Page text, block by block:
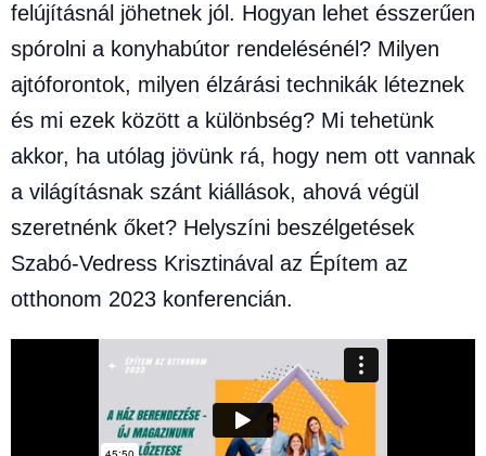
felújításnál jöhetnek jól. Hogyan lehet ésszerűen
spórolni a konyhabútor rendelésénél? Milyen
ajtóforontok, milyen élzárási technikák léteznek
és mi ezek között a különbség? Mi tehetünk
akkor, ha utólag jövünk rá, hogy nem ott vannak
a világításnak szánt kiállások, ahová végül
szeretnénk őket? Helyszíni beszélgetések
Szabó-Vedress Krisztinával az Építem az
otthonom 2023 konferencián.